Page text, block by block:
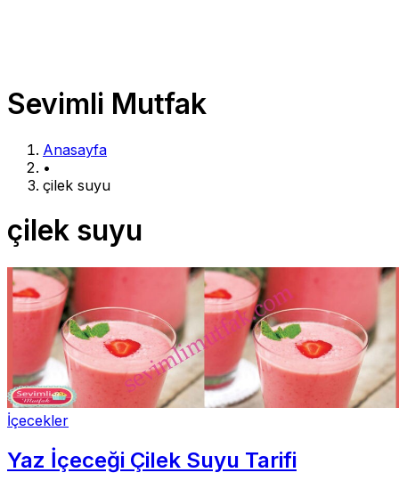
Sevimli Mutfak
Anasayfa
•
çilek suyu
çilek suyu
İçecekler
Yaz İçeceği Çilek Suyu Tarifi